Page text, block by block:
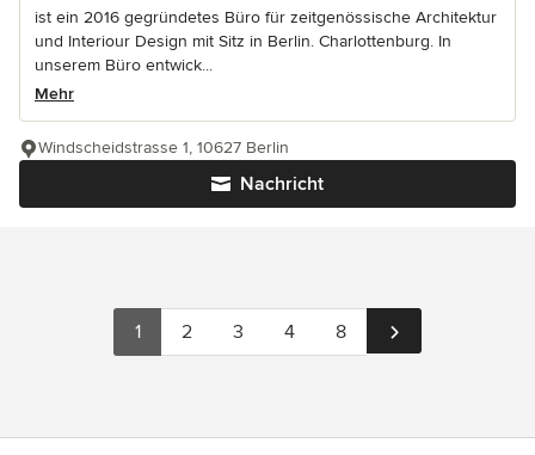
ist ein 2016 gegründetes Büro für zeitgenössische Architektur
und Interiour Design mit Sitz in Berlin. Charlottenburg. In
unserem Büro entwick...
Mehr
Nachricht
Windscheidstrasse 1, 10627 Berlin
1 2 3 4 8